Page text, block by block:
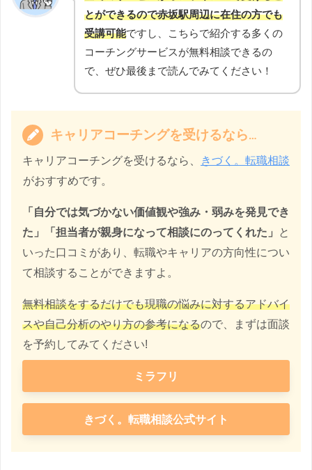
とができるので赤坂駅周辺に在住の方でも
受講可能ですし、こちらで紹介する多くの
コーチングサービスが無料相談できるの
で、ぜひ最後まで読んでみてください！
キャリアコーチングを受けるなら…
キャリアコーチングを受けるなら、
きづく。転職相談
がおすすめです。
「自分では気づかない価値観や強み・弱みを発見でき
た」「担当者が親身になって相談にのってくれた」
と
いった口コミがあり、転職やキャリアの方向性につい
て相談することができますよ。
無料相談をするだけでも現職の悩みに対するアドバイ
スや自己分析のやり方の参考になるので、まずは面談
を予約してみてください!
ミラフリ
きづく。転職相談公式サイト